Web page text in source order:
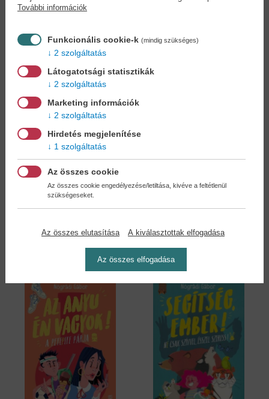
Papa, ne már! - Samu
és...
Nógrádi Gábor
Hogyan neveljünk? -
Nógrádi Gábor
További információk
Funkcionális cookie-k (mindig szükséges)
2 szolgáltatás
Látogatotsági statisztikák
2 szolgáltatás
Marketing információk
2 szolgáltatás
Hirdetés megjelenítése
1 szolgáltatás
Az összes cookie
Az összes cookie engedélyezése/letiltása, kivéve a feltétlenül
szükségeseket.
Az összes elutasítása A kiválasztottak elfogadása
Az összes elfogadása